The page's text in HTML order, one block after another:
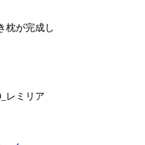
枕が完成し
レミリア